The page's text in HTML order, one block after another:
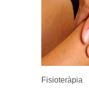
Fisioteràpia